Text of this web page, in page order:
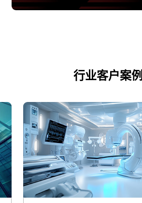
行业客户案例